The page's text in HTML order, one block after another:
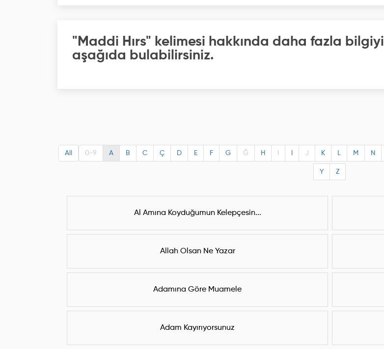
"Maddi Hırs" kelimesi hakkında daha fazla bilgiyi
aşağıda bulabilirsiniz.
All 0-9 A B C Ç D E F G Ğ H J K L M N
Y Z
Al Amına Koyduğumun Kelepçesin...
Allah Olsan Ne Yazar
Adamına Göre Muamele
Adam Kayırıyorsunuz